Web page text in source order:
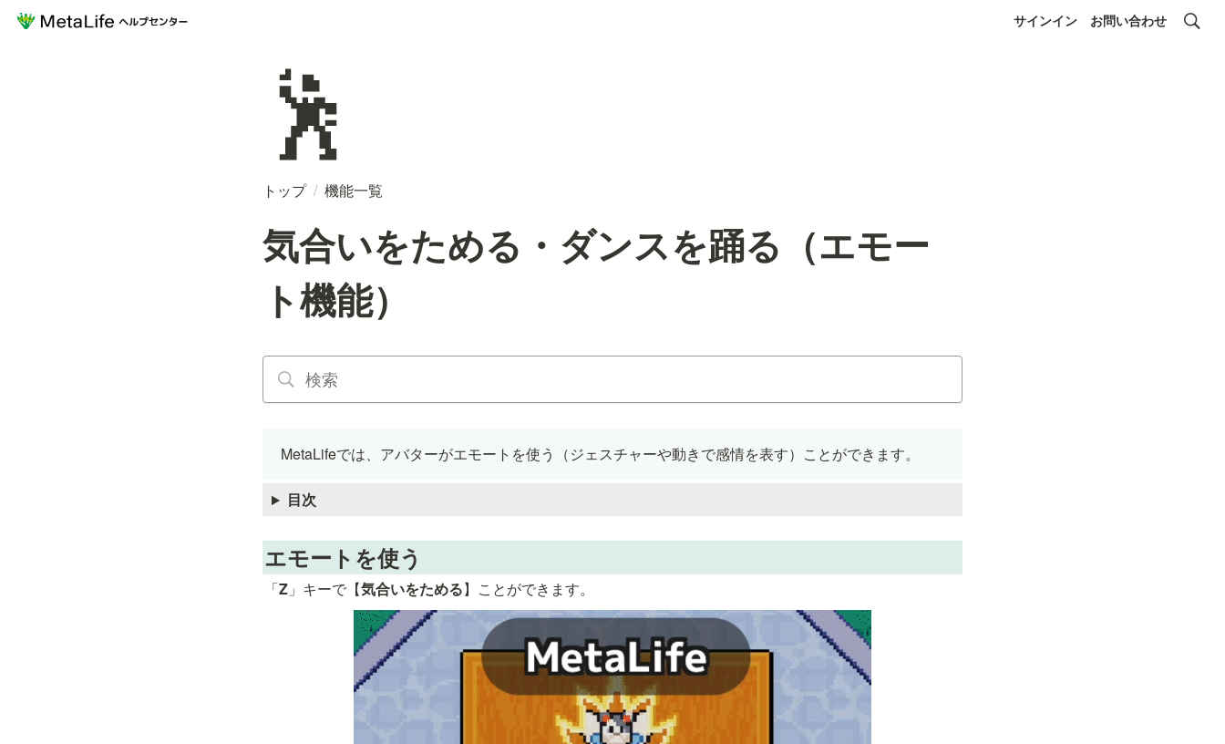
サインイン お問い合わせ
🕺
トップ / 機能一覧
気合いをためる・ダンスを踊る（エモー
ト機能）
MetaLifeでは、アバターがエモートを使う（ジェスチャーや動きで感情を表す）ことができます。
目次
エモートを使う
「Z 」キーで【気合いをためる】ことができます。